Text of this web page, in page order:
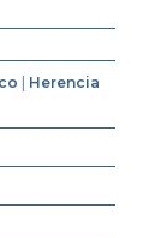
Herencia